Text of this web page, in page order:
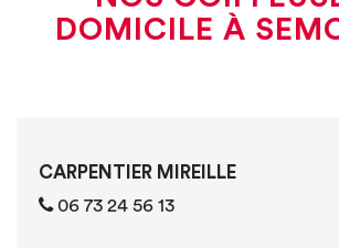
DOMICILE À
CARPENTIER MIREILLE
06 73 24 56 13